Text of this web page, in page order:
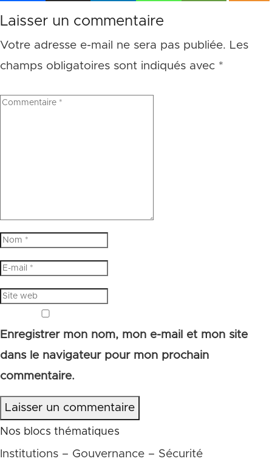
Laisser un commentaire
Votre adresse e-mail ne sera pas publiée. Les
champs obligatoires sont indiqués avec *
Enregistrer mon nom, mon e-mail et mon site
dans le navigateur pour mon prochain
commentaire.
Laisser un commentaire
Nos blocs thématiques
Institutions – Gouvernance – Sécurité